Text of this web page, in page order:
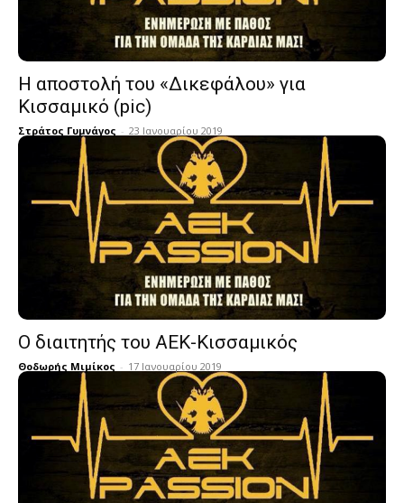
Η αποστολή του «Δικεφάλου» για
Κισσαμικό (pic)
Στράτος Γυμνάγος - 23 Ιανουαρίου 2019
Ο διαιτητής του ΑΕΚ-Κισσαμικός
Θοδωρής Μιμίκος - 17 Ιανουαρίου 2019